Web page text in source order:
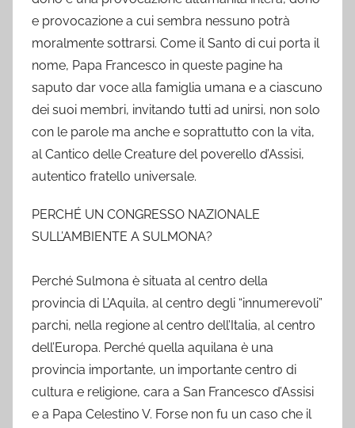
e provocazione a cui sembra nessuno potrà
moralmente sottrarsi. Come il Santo di cui porta il
nome, Papa Francesco in queste pagine ha
saputo dar voce alla famiglia umana e a ciascuno
dei suoi membri, invitando tutti ad unirsi, non solo
con le parole ma anche e soprattutto con la vita,
al Cantico delle Creature del poverello d’Assisi,
autentico fratello universale.
PERCHÉ UN CONGRESSO NAZIONALE
SULL’AMBIENTE A SULMONA?
Perché Sulmona è situata al centro della
provincia di L’Aquila, al centro degli “innumerevoli”
parchi, nella regione al centro dell’Italia, al centro
dell’Europa. Perché quella aquilana è una
provincia importante, un importante centro di
cultura e religione, cara a San Francesco d’Assisi
e a Papa Celestino V. Forse non fu un caso che il